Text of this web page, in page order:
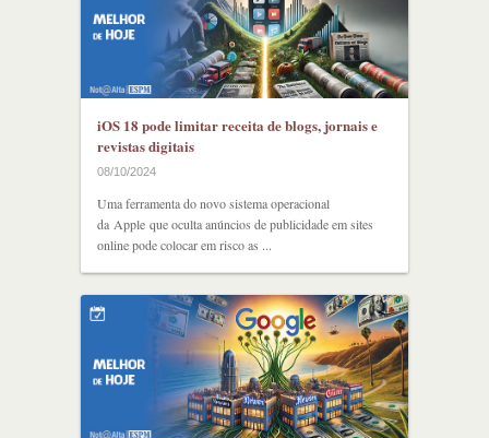
iOS 18 pode limitar receita de blogs, jornais e
revistas digitais
08/10/2024
Uma ferramenta do novo sistema operacional
da Apple que oculta anúncios de publicidade em sites
online pode colocar em risco as ...